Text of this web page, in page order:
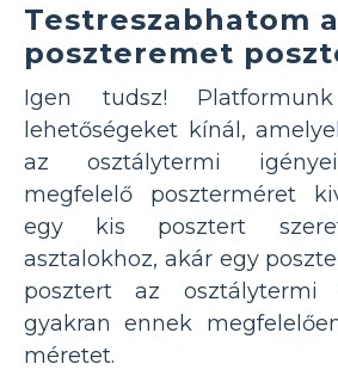
Testreszabhatom
poszteremet
Igen tudsz! Platformunk
lehetőségeket kínál,
az osztálytermi
megfelelő poszterméret
egy kis posztert
asztalokhoz, akár egy
posztert az osztálytermi
gyakran ennek
méretet.